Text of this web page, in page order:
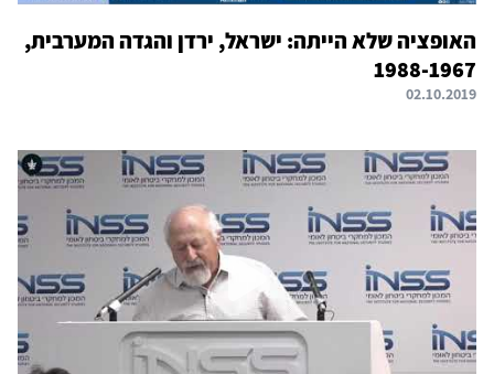
האופציה שלא הייתה: ישראל, ירדן והגדה המערבית,
1988-1967
02.10.2019